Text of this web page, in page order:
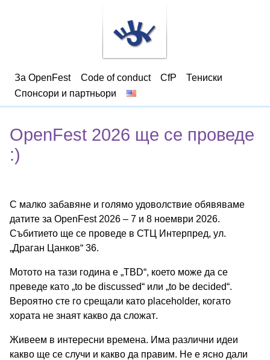
За OpenFest Code of conduct CfP
Тениски
Спонсори и партньори
OpenFest 2026 ще се проведе
:)
С малко забавяне и голямо удоволствие обявяваме
датите за OpenFest 2026 – 7 и 8 ноември 2026.
Събитието ще се проведе в СТЦ Интерпред, ул.
„Драган Цанков“ 36.
Мотото на тази година е „TBD“, което може да се
преведе като „to be discussed“ или „to be decided“.
Вероятно сте го срещали като placeholder, когато
хората не знаят какво да сложат.
Живеем в интересни времена. Има различни идеи
какво ще се случи и какво да правим. Не е ясно дали